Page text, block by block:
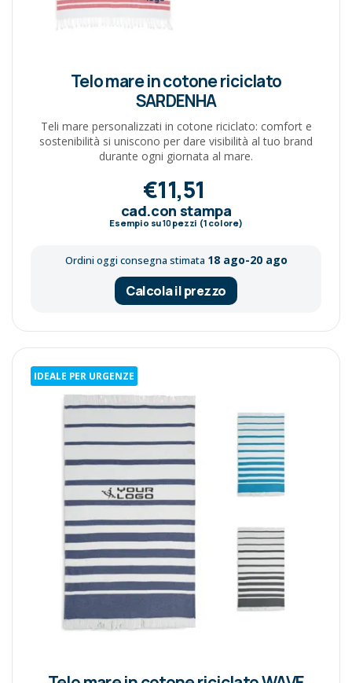
Telo mare in cotone riciclato
SARDENHA
Teli mare personalizzati in cotone riciclato: comfort e
sostenibilità si uniscono per dare visibilità al tuo brand
durante ogni giornata al mare.
€11,51
cad.con stampa
Esempio su10pezzi (1 colore)
Ordini oggi consegna stimata 18 ago-20 ago
Calcola il prezzo
IDEALE PER URGENZE